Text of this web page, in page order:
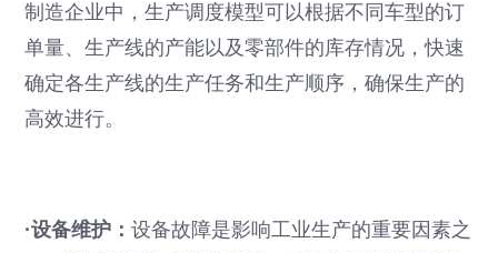
制造企业中，生产调度模型可以根据不同车型的订
单量、生产线的产能以及零部件的库存情况，快速
确定各生产线的生产任务和生产顺序，确保生产的
高效进行。
·设备维护：设备故障是影响工业生产的重要因素之